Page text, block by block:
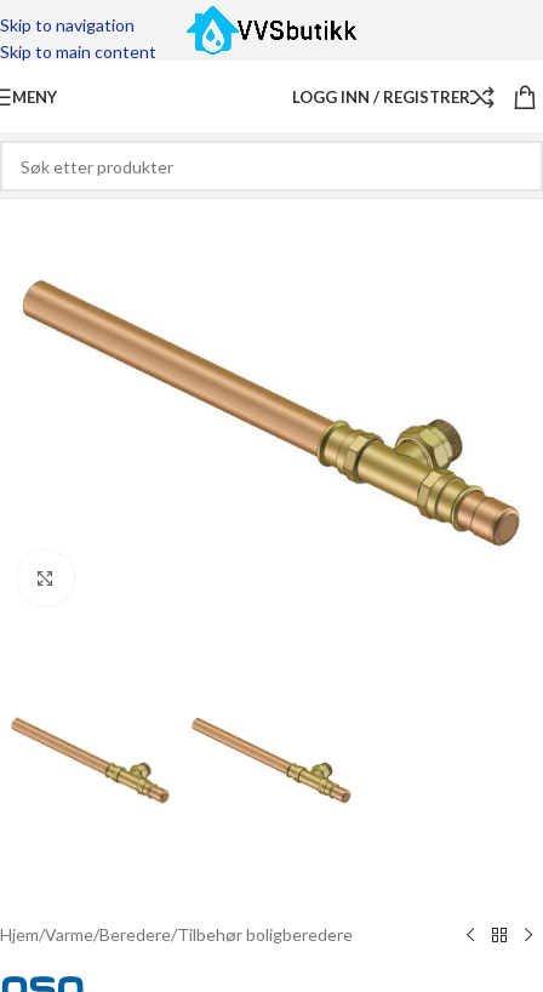
Skip to navigation
Skip to main content
MENY LOGG INN / REGISTRER
Hjem/Varme/Beredere/Tilbehør boligberedere